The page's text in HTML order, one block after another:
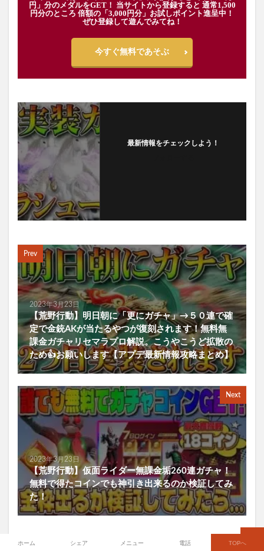
円」分のメダルをGET！ 当サイトから登録すると 通常1,500
円分のところ 倍額の「3,000円分」お試しポイント進呈中！
ぜひ登録して遊んでみてね！
今すぐ無料であそぶ
最新情報をチェックしよう！
Prev
2023年3月23日
【荒野行動】明日朝に「更にガチャ」→５０連で確
定で金銃AKが当たるやつが復刻されます！無料無
課金ガチャリセマラプロ解説。こうやこうど拡散の
ため👍お願いします【アプデ最新情報攻略まとめ】
Next
2023年3月23日
【荒野行動】仮面ライダー無課金垢260連ガチャ！
無料で得たコインでも神引き出来るのか検証してみ
た！
ホーム シェア メニュー 電話 TOPへ